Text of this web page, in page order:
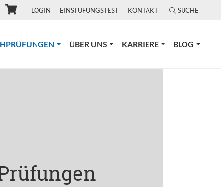
LOGIN EINSTUFUNGSTEST KONTAKT SUCHE
(CURRENT)
ÜBER UNS KARRIERE BLOG